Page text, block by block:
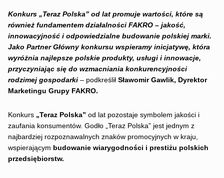
Konkurs „Teraz Polska” od lat promuje wartości, które są
również fundamentem działalności FAKRO – jakość,
innowacyjność i odpowiedzialne budowanie polskiej marki.
Jako Partner Główny konkursu wspieramy inicjatywę, która
wyróżnia najlepsze polskie produkty, usługi i innowacje,
przyczyniając się do wzmacniania konkurencyjności
rodzimej gospodarki – podkreśliłSławomir Gawlik, Dyrektor
Marketingu Grupy FAKRO.
Konkurs „Teraz Polska” od lat pozostaje symbolem jakości i
zaufania konsumentów. Godło „Teraz Polska” jest jednym z
najbardziej rozpoznawalnych znaków promocyjnych w kraju,
wspierającym budowanie wiarygodności i prestiżu polskich
przedsiębiorstw.